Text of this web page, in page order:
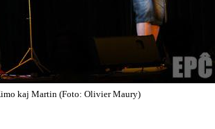
kaj Martin (Foto: Olivier Maury)